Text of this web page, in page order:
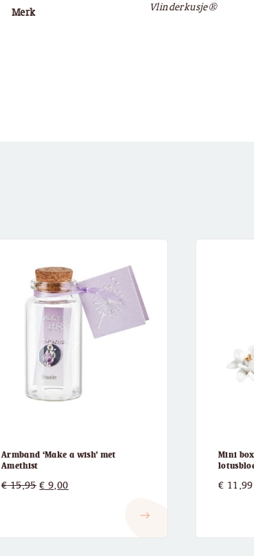
Merk Vlinderkusje®
Armband ‘Make a wish’ met
Amethist
€15,95 Oorspronkelijke
€ 9,00Huidige
east
Mini box
€ 11,99